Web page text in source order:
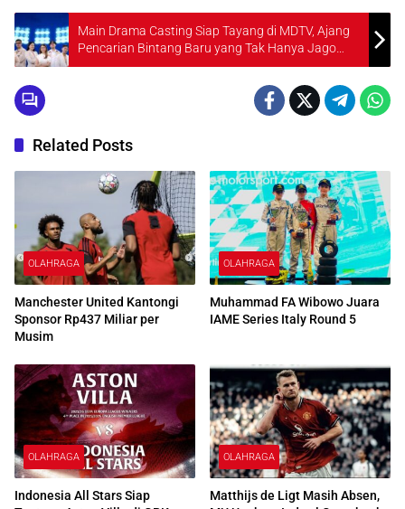
Main Drama Casting Siap Tayang di MDTV, Ajang
Pencarian Bintang Baru yang Tak Hanya Jago
Akting
Related Posts
OLAHRAGA
Manchester United Kantongi
Sponsor Rp437 Miliar per
Musim
OLAHRAGA
Muhammad FA Wibowo Juara
IAME Series Italy Round 5
OLAHRAGA
Indonesia All Stars Siap
OLAHRAGA
Matthijs de Ligt Masih Absen,